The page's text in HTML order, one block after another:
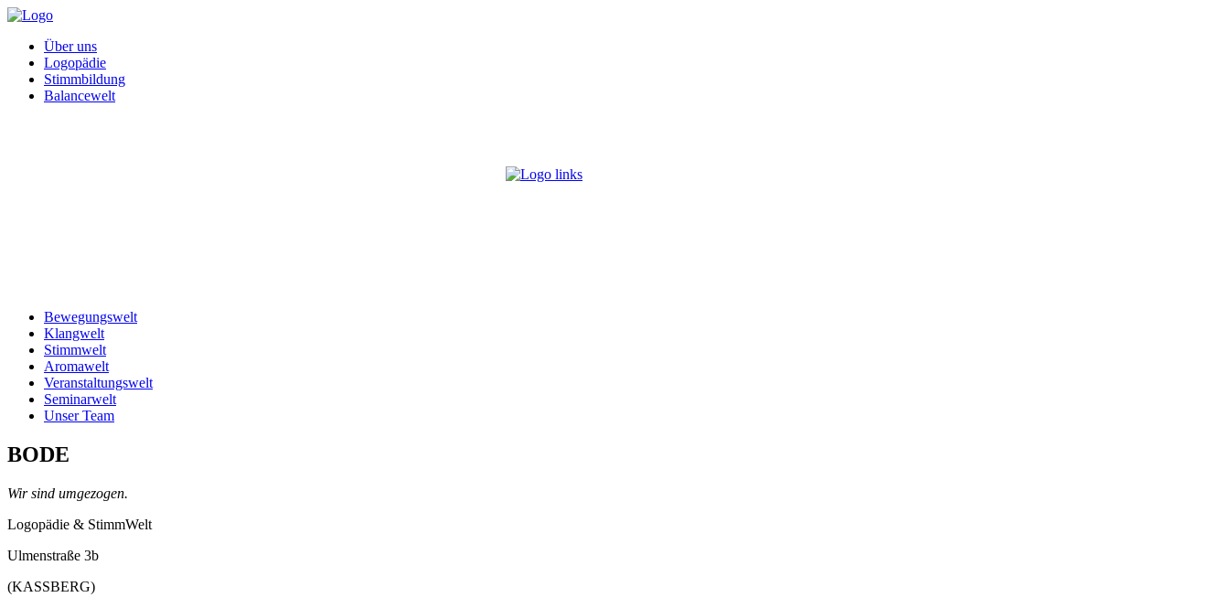
Über uns
Logopädie
Stimmbildung
Balancewelt
Bewegungswelt
Klangwelt
Stimmwelt
Aromawelt
Veranstaltungswelt
Seminarwelt
Unser Team
BODE
Wir sind umgezogen.
Logopädie & StimmWelt
Ulmenstraße 3b
(KASSBERG)